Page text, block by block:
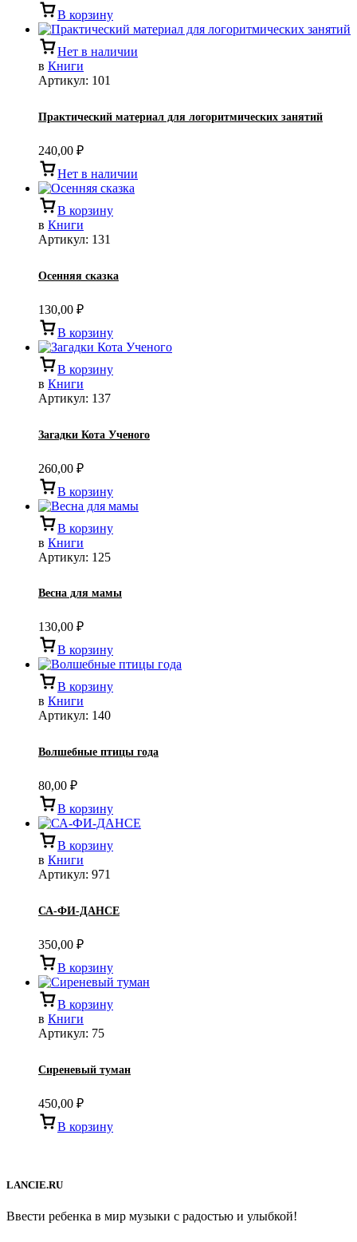
В корзину
Нет в наличии
в Книги
Артикул: 101
Практический материал для логоритмических занятий
240,00 ₽
Нет в наличии
В корзину
в Книги
Артикул: 131
Осенняя сказка
130,00 ₽
В корзину
В корзину
в Книги
Артикул: 137
Загадки Кота Ученого
260,00 ₽
В корзину
В корзину
в Книги
Артикул: 125
Весна для мамы
130,00 ₽
В корзину
В корзину
в Книги
Артикул: 140
Волшебные птицы года
80,00 ₽
В корзину
В корзину
в Книги
Артикул: 971
СА-ФИ-ДАНСЕ
350,00 ₽
В корзину
В корзину
в Книги
Артикул: 75
Сиреневый туман
450,00 ₽
В корзину
LANCIE.RU
Ввести ребенка в мир музыки с радостью и улыбкой!